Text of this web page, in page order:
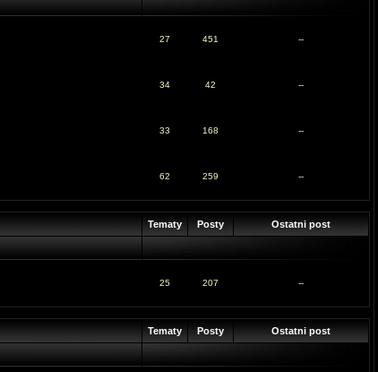
27 451 --
34 42 --
33 168 --
62 259 --
Tematy Posty Ostatni post
25 207 --
Tematy Posty Ostatni post